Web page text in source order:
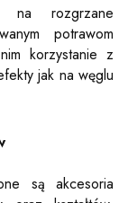
na rozgrzane
potrawom
korzystanie z
jak na węglu
są akcesoria